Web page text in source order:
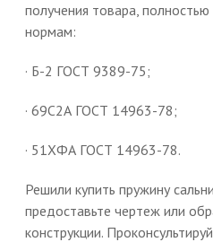
получения товара,
нормам:
· Б-2 ГОСТ 9389-75;
· 69С2А ГОСТ 14963-78;
· 51ХФА ГОСТ 14963-78.
Решили купить пружину
предоставьте чертеж или
конструкции.